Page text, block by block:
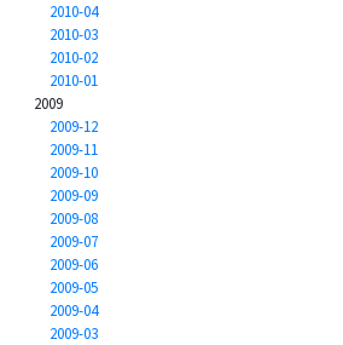
2010-04
2010-03
2010-02
2010-01
2009
2009-12
2009-11
2009-10
2009-09
2009-08
2009-07
2009-06
2009-05
2009-04
2009-03